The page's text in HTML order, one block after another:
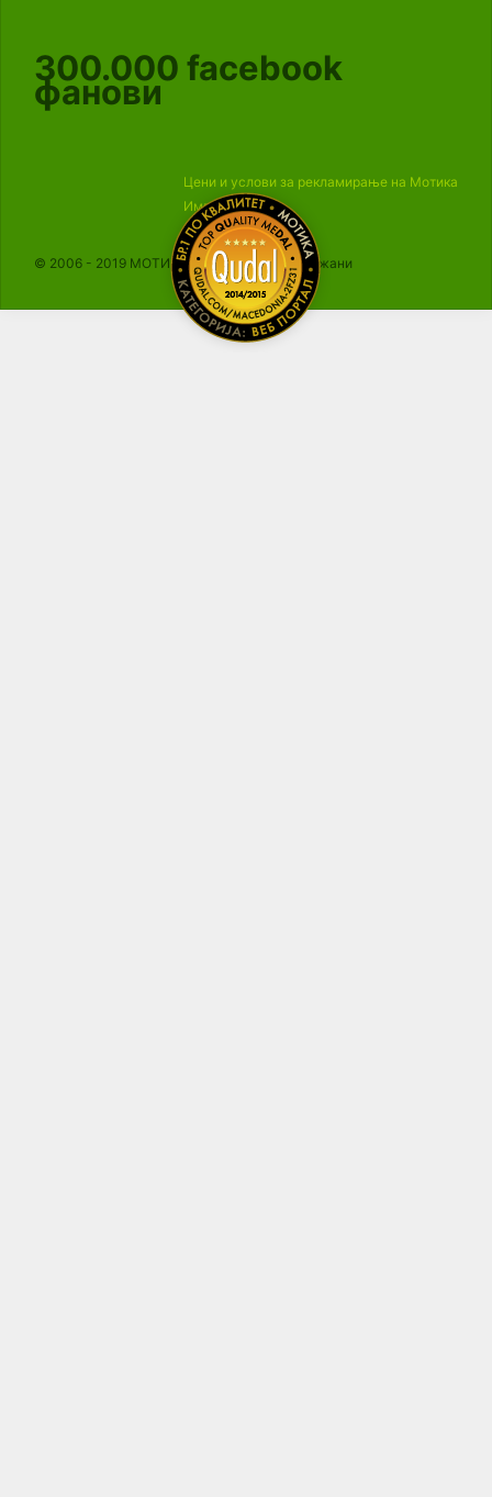
300.000 facebook
фанови
Цени и услови за рекламирање на Мотика
Импресум
© 2006 - 2019 МОТИКА, Сите права се задржани